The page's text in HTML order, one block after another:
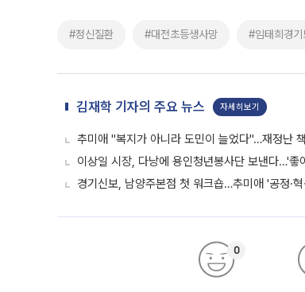
#정신질환 #대전초등생사망 #임태희경기
김재학 기자의 주요 뉴스 자세히보기
추미애 "복지가 아니라 도민이 늘었다"…재정난
이상일 시장, 다낭에 용인청년봉사단 보낸다…'좋
경기신보, 남양주본점 첫 워크숍…추미애 '공정·
0